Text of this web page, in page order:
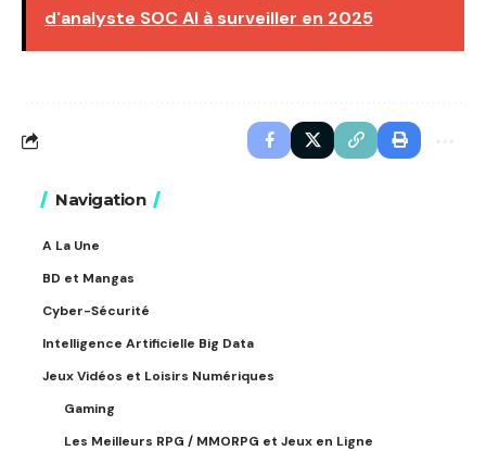
d'analyste SOC AI à surveiller en 2025
Navigation
A La Une
BD et Mangas
Cyber-Sécurité
Intelligence Artificielle Big Data
Jeux Vidéos et Loisirs Numériques
Gaming
Les Meilleurs RPG / MMORPG et Jeux en Ligne